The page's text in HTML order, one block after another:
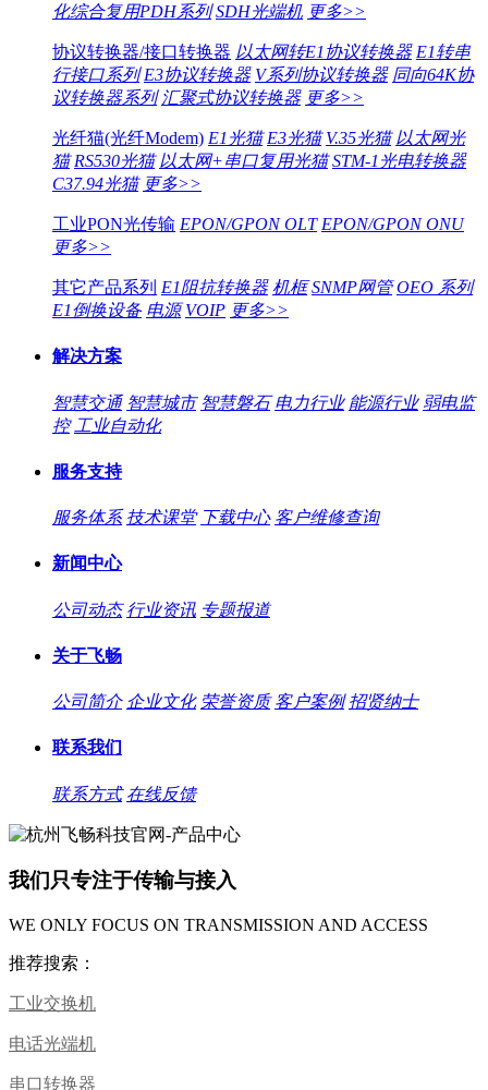
化综合复用PDH系列 SDH光端机 更多>>
协议转换器/接口转换器 以太网转E1协议转换器 E1转串
行接口系列 E3协议转换器 V系列协议转换器 同向64K协
议转换器系列 汇聚式协议转换器 更多>>
光纤猫(光纤Modem) E1光猫 E3光猫 V.35光猫 以太网光
猫 RS530光猫 以太网+串口复用光猫 STM-1光电转换器
C37.94光猫 更多>>
工业PON光传输 EPON/GPON OLT EPON/GPON ONU
更多>>
其它产品系列 E1阻抗转换器 机框 SNMP网管 OEO 系列
E1倒换设备 电源 VOIP 更多>>
解决方案
智慧交通 智慧城市 智慧磐石 电力行业 能源行业 弱电监
控 工业自动化
服务支持
服务体系 技术课堂 下载中心 客户维修查询
新闻中心
公司动态 行业资讯 专题报道
关于飞畅
公司简介 企业文化 荣誉资质 客户案例 招贤纳士
联系我们
联系方式 在线反馈
我们只专注于传输与接入
WE ONLY FOCUS ON TRANSMISSION AND ACCESS
推荐搜索：
工业交换机
电话光端机
串口转换器